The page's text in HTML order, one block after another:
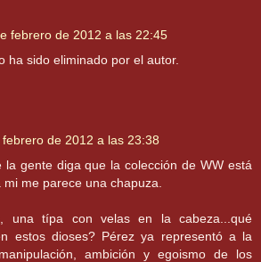
febrero de 2012 a las 22:45
ha sido eliminado por el autor.
de 2012 a las 23:38
la gente diga que la colección de WW está
me parece una chapuza.
una típa con velas en la cabeza...qué
estos dioses? Pérez ya representó a la
ambición y egoismo de los